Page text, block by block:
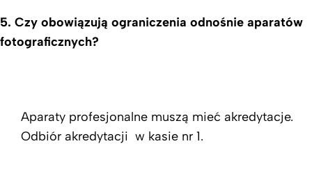
5. Czy obowiązują ograniczenia odnośnie aparatów
fotograficznych?
Aparaty profesjonalne muszą mieć akredytacje.
Odbiór akredytacji w kasie nr 1.